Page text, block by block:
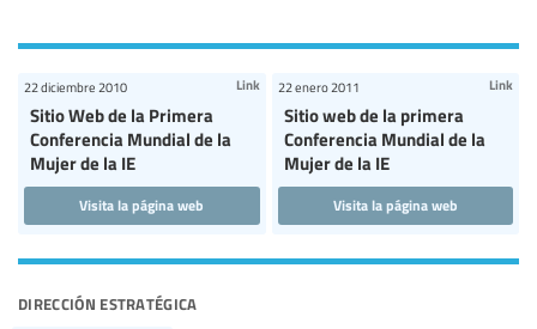
Sitio Web de la Primera
Conferencia Mundial de la
Mujer de la IE
22 diciembre 2010 Link
Visita la página web
Sitio web de la primera
Conferencia Mundial de la
Mujer de la IE
22 enero 2011 Link
Visita la página web
dirección estratégica